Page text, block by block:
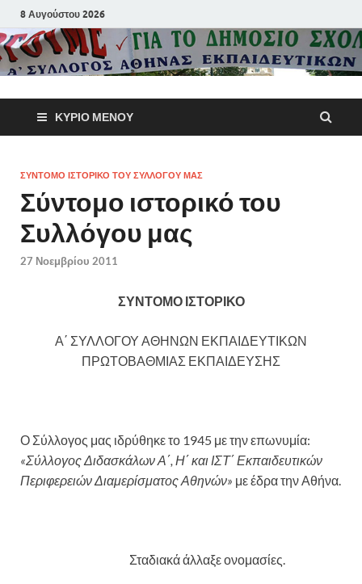
8 Αυγούστου 2026
Α΄
Αθηνών
Π.Ε.
ΚΎΡΙΟ ΜΕΝΟΎ
ΣΥΝΤΟΜΟ ΙΣΤΟΡΙΚΟ ΤΟΥ ΣΥΛΛΟΓΟΥ ΜΑΣ
Σύντομο ιστορικό του
Συλλόγου μας
27 Νοεμβρίου 2011
ΣΥΝΤΟΜΟ ΙΣΤΟΡΙΚΟ
Α΄ ΣΥΛΛΟΓΟΥ ΑΘΗΝΩΝ ΕΚΠΑΙΔΕΥΤΙΚΩΝ
ΠΡΩΤΟΒΑΘΜΙΑΣ ΕΚΠΑΙΔΕΥΣΗΣ
Ο Σύλλογος μας ιδρύθηκε το 1945 με την επωνυμία:
«Σύλλογος Διδασκάλων Α΄, Η΄ και ΙΣΤ΄ Εκπαιδευτικών
Περιφερειών Διαμερίσματος Αθηνών» με έδρα την Αθήνα.
Σταδιακά άλλαξε ονομασίες.